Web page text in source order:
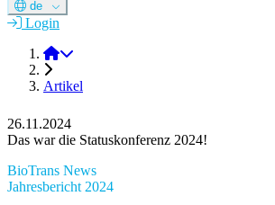
de
Login
DGM e.V.
Artikel
26.11.2024
Das war die Statuskonferenz 2024!
BioTrans News
Jahresbericht 2024